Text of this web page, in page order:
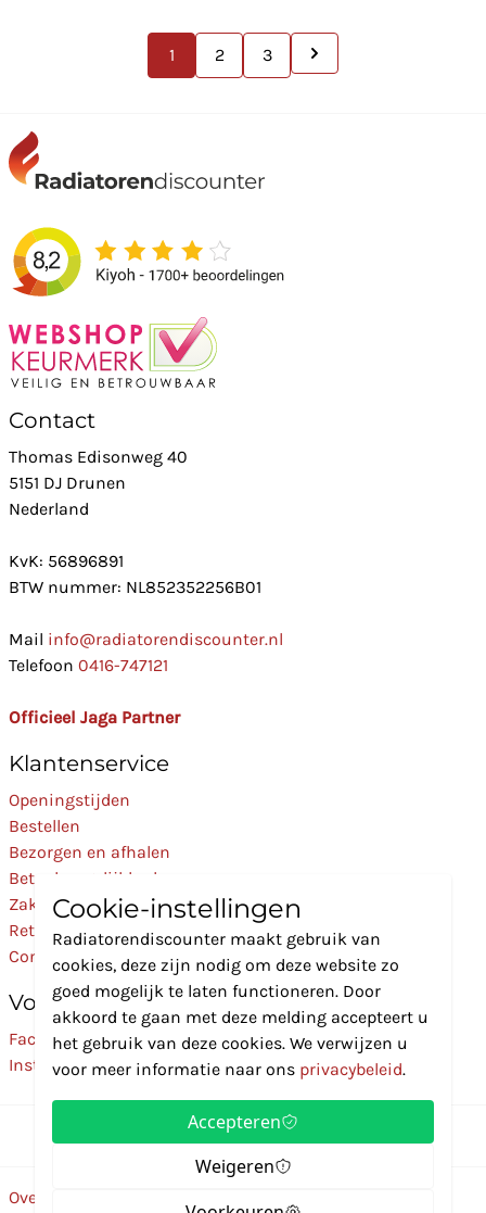
1 2 3
Contact
Thomas Edisonweg 40
5151 DJ Drunen
Nederland
KvK: 56896891
BTW nummer: NL852352256B01
Mail info@radiatorendiscounter.nl
Telefoon 0416-747121
Officieel Jaga Partner
Klantenservice
Openingstijden
Bestellen
Bezorgen en afhalen
Betaalmogelijkheden
Zakelijk
Retourneren
Contact
Volg Ons
Facebook
Instagram
Over ons
Cookie-instellingen
Radiatorendiscounter maakt gebruik van
cookies, deze zijn nodig om deze website zo
goed mogelijk te laten functioneren. Door
akkoord te gaan met deze melding accepteert u
het gebruik van deze cookies. We verwijzen u
voor meer informatie naar ons privacybeleid.
Accepteren
Weigeren